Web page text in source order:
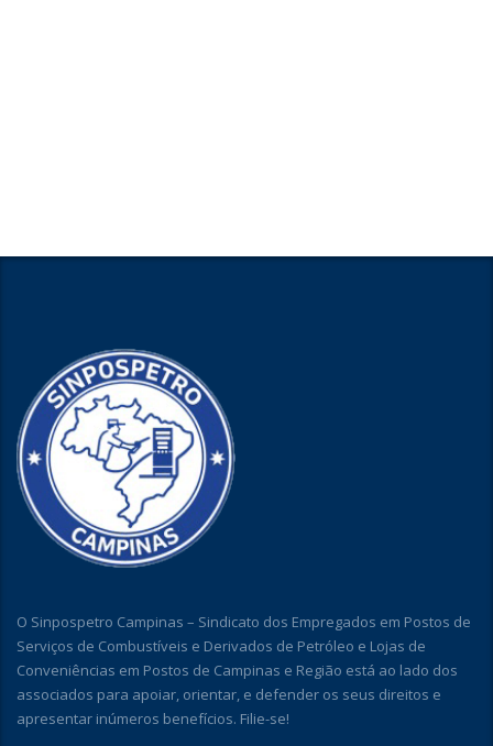
O Sinpospetro Campinas – Sindicato dos Empregados em Postos de
Serviços de Combustíveis e Derivados de Petróleo e Lojas de
Conveniências em Postos de Campinas e Região está ao lado dos
associados para apoiar, orientar, e defender os seus direitos e
apresentar inúmeros benefícios. Filie-se!